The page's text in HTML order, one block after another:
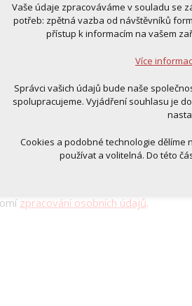
zpracování osobních údajů.
Technická cookies
nutná pro provozování webu
udržení kontextu stránek
analytická pro anonymizované
marketingová cookies (Google,
Více
Vaše údaje zpracováváme v souladu se
potřeb: zpětná vazba od návštěvníků
přístup k informacím na vašem
Více
Správci vašich údajů bude naše
spolupracujeme. Vyjádření souhlasu je
Cookies a podobné technologie dělíme
používat a volitelná. Do této